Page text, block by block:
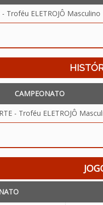
- Troféu ELETROJÔ Masculino
CAMPEONATO
- Troféu ELETROJÔ